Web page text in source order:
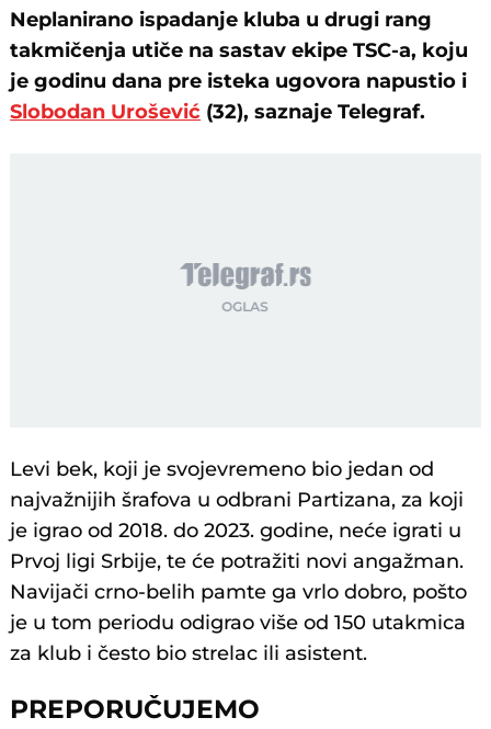
Neplanirano ispadanje kluba u drugi rang
takmičenja utiče na sastav ekipe TSC-a, koju
je godinu dana pre isteka ugovora napustio i
Slobodan Urošević (32), saznaje Telegraf.
Levi bek, koji je svojevremeno bio jedan od
najvažnijih šrafova u odbrani Partizana, za koji
je igrao od 2018. do 2023. godine, neće igrati u
Prvoj ligi Srbije, te će potražiti novi angažman.
Navijači crno-belih pamte ga vrlo dobro, pošto
je u tom periodu odigrao više od 150 utakmica
za klub i često bio strelac ili asistent.
PREPORUČUJEMO